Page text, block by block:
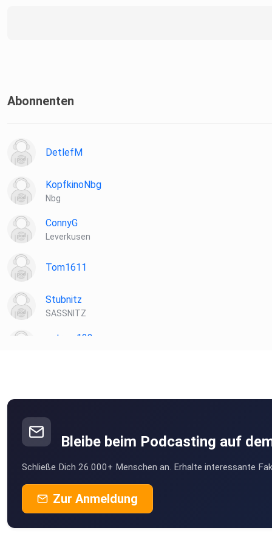
Abonnenten
DetlefM
KopfkinoNbg
Nbg
ConnyG
Leverkusen
Tom1611
Stubnitz
SASSNITZ
extrem123
Elke1912
Herschweiler-Pettersheim
Blablubb
Konstanz
Mannitwo
Bleibe beim Podcasting auf
Schließe Dich 26.000+ Menschen an. Erhalte interessante
Zur Anmeldung